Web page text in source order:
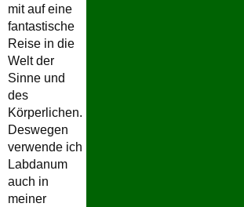
mit auf eine
fantastische
Reise in die
Welt der
Sinne und
des
Körperlichen.
Deswegen
verwende ich
Labdanum
auch in
meiner